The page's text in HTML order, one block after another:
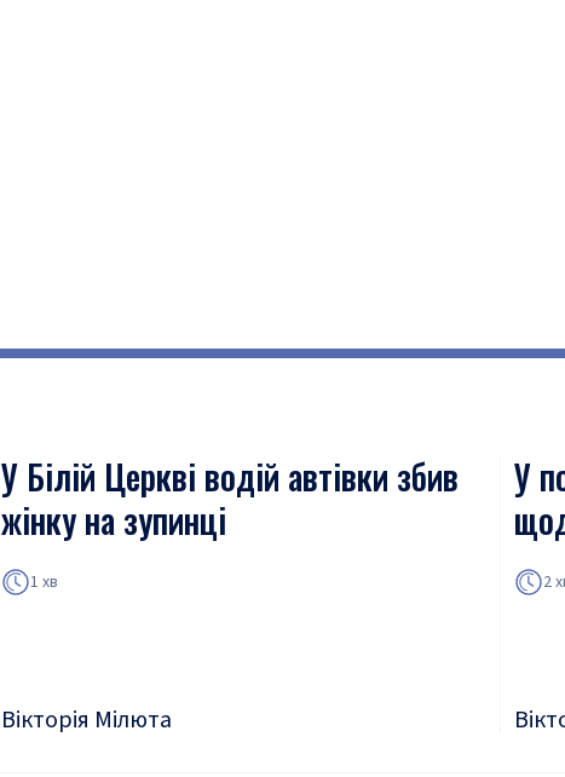
У Білій Церкві водій автівки збив
жінку на зупинці
1 хв
Вікторія Мілюта
У
2